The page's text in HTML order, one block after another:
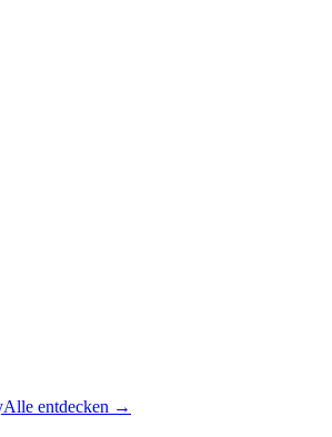
Alle entdecken →